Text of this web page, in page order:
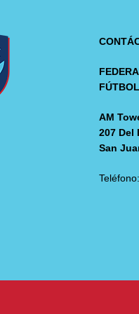
FÚTBOL
AM
207 Del
San